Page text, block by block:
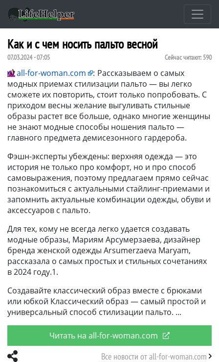
Как и с чем носить пальто весной
07.03.2024 - 07:05 Сейчас читают: 590
all-for-woman.com : Рассказываем о самых
модных приемах стилизации пальто — вы легко
сможете их повторить, стоит только попробовать. С
приходом весны желание выгуливать стильные
образы растет все больше, однако многие женщины
не знают модные способы ношения пальто —
главного предмета демисезонного гардероба.
Фэшн-эксперты убеждены: верхняя одежда — это
история не только про комфорт, но и про способ
самовыражения, поэтому предлагаем прямо сейчас
познакомиться с актуальными стайлинг-приемами и
запомнить актуальные комбинации одежды, обуви и
аксессуаров с пальто.
Для тех, кому не всегда легко удается создавать
модные образы, Мариям Арсумерзаева, дизайнер
бренда женской одежды Arsumerzaeva Maryam,
рассказала о самых простых и стильных сочетаниях
в 2024 году.1.
Создавайте классический образ вместе с брюками
или юбкой Классический образ — самый простой и
универсальный способ стилизации пальто.
Читать на all-for-woman.com
Все новости от all-for-woman.com